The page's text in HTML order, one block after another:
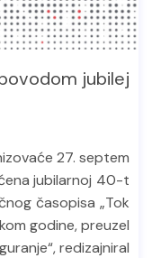
jubilej
27. septem
jubilarnoj 40-t
časopisa „Tok
godine, preuzel
redizajniral